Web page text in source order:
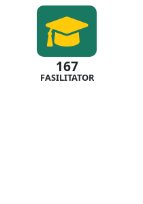
167
FASILITATOR